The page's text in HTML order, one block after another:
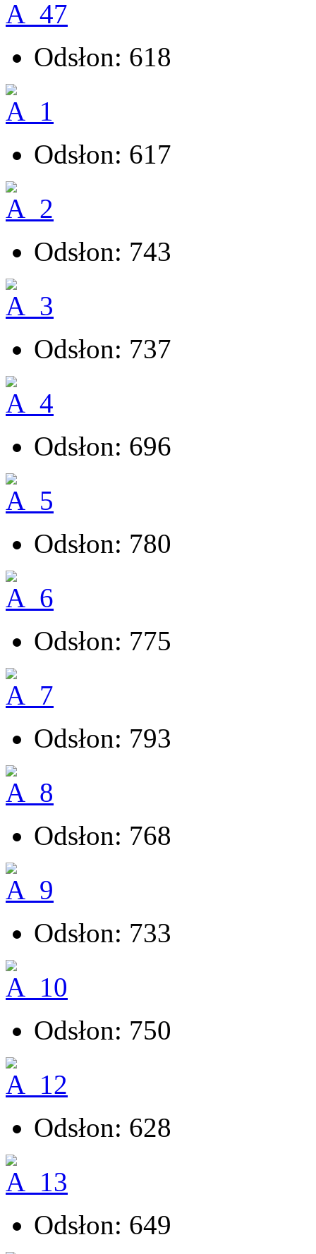
Odsłon: 618
Odsłon: 617
Odsłon: 743
Odsłon: 737
Odsłon: 696
Odsłon: 780
Odsłon: 775
Odsłon: 793
Odsłon: 768
Odsłon: 733
Odsłon: 750
Odsłon: 628
Odsłon: 649